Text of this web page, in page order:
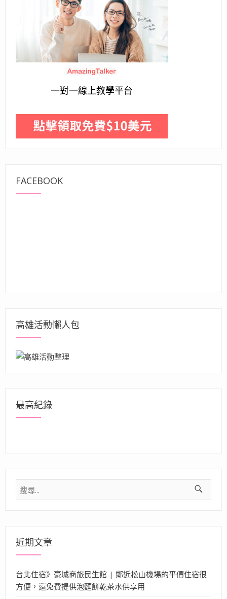
一對一線上教學平台
FACEBOOK
高雄活動懶人包
最高紀錄
搜
尋
近期文章
台北住宿》豪城商旅民生館 | 鄰近松山機場的平價住宿很
方便，還免費提供泡麵餅乾茶水供享用